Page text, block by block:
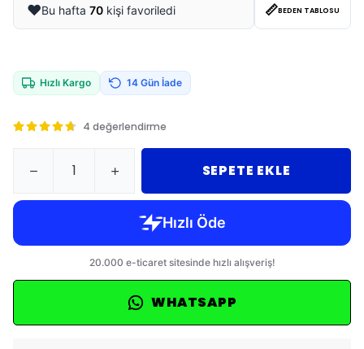
❤️Bu hafta 70 kişi favoriledi 📏BEDEN TABLOSU
Hızlı Kargo 14 Gün İade
4 değerlendirme
SEPETE EKLE
WHATSAPP